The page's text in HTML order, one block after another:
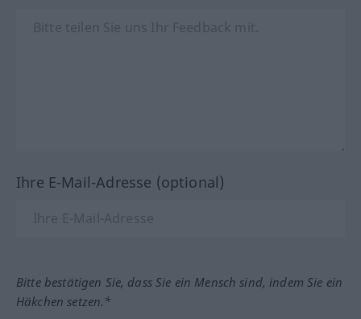
Ihre E-Mail-Adresse (optional)
Bitte bestätigen Sie, dass Sie ein Mensch sind, indem Sie ein
Häkchen setzen.*